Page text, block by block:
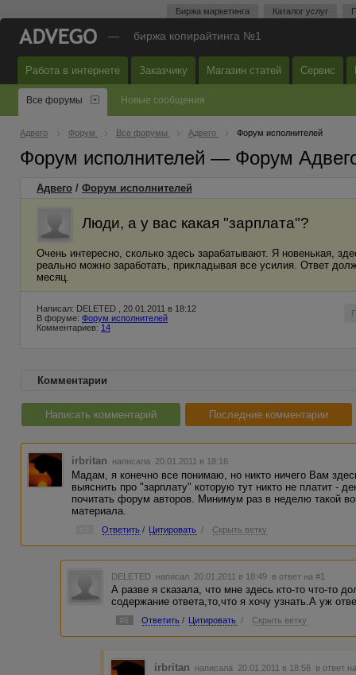
Биржа маркетинга Каталог услуг
— биржа копирайтинга №1
Работа в интернете Заказчику Магазин статей Сервис
Все форумы Новые сообщения
Адвего Форум Все форумы Адвего Форум исполнителей
Форум исполнителей — Форум
Адвего / Форум исполнителей
Люди, а у вас какая "зарплата"?
Очень интересно, сколько здесь зарабатывают. Я новенькая,
реально можно заработать, прикладывая все усилия. Ответ
месяц.
Написал: DELETED , 20.01.2011 в 18:12
В форуме: Форум исполнителей
Комментариев: 14
Комментарии
Написать комментарий Последние комментарии
irbritan написала 20.01.2011 в 18:16
Мадам, я конечно все понимаю, но никто ничего Вам
выяснить про "зарплату" которую тут никто не платит -
почитать форум авторов. Минимум раз в неделю такой
материала.
Ответить / Цитировать / Скрыть ветку
DELETED написал 20.01.2011 в 18:49 в ответ на #1
А разве я сказала, что мне здесь кто-то что-то
содержание ответа,то,что я хочу узнать.А уж
#6 Ответить / Цитировать / Скрыть ветку
irbritan написала 20.01.2011 в 18:56 в ответ